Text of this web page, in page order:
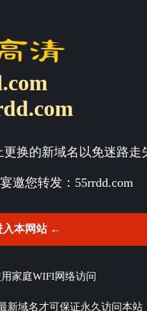
换的新域名以免迷路走
邀您转发： 55rrdd.com
入本网站 ←
家庭WIFI网络访问
新域名才可保证永久访问本站